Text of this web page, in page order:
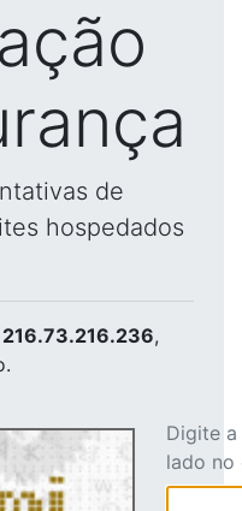
de
hospedados
216.73.216.236,
Digite
lado no